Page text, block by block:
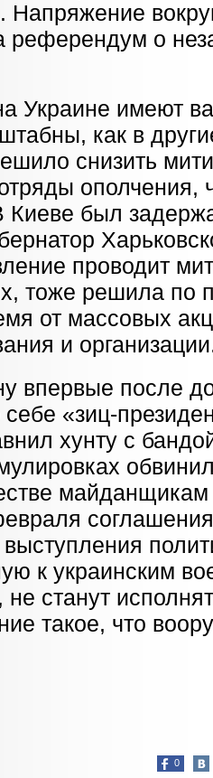
Напряжение
референдум о
Украине имеют
как в
снизить
ополчения,
Киеве был
проводит
тоже решила по
от массовых
и
впервые после
«зиц-
хунту с
майданщикам
к украинским
станут
такое, что
0